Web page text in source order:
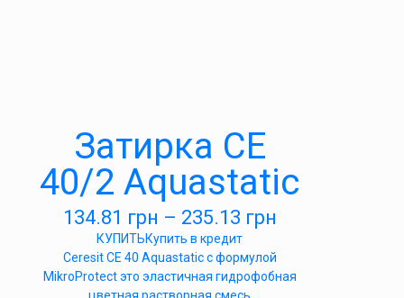
Затирка СЕ
40/2 Aquastatic
134.81 грн – 235.13 грн
КУПИТЬКупить в кредит
Ceresit CE 40 Aquastatic c формулой
MikroProtect это эластичная гидрофобная